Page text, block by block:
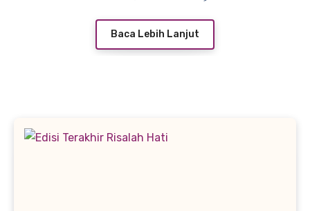
Baca Lebih Lanjut